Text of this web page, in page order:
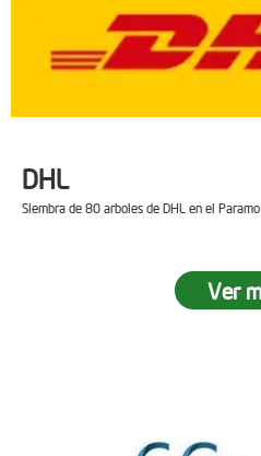
DHL
Siembra de 80 arboles de DHL en el
Ver